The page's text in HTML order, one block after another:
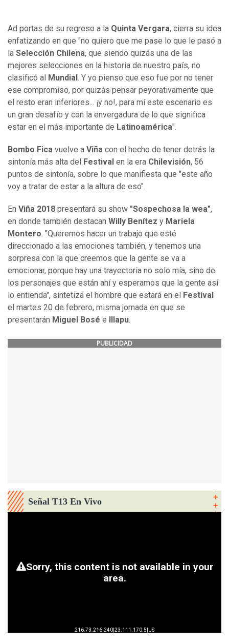
Ad portas de su regreso a la Quinta Vergara, cierra su idea
enfatizando en que "no quiero que me pase lo que le pasó a
la Selección Chilena, que siendo quizás una de las
mejores selecciones en la historia de nuestro país, no
clasificó al Mundial . Y yo pienso que eso fue por no tener
ese compromiso, por quizás pensar peyorativamente que
el resto eran inferiores... ¡y no!, para mí este escenario es
un gran desafío y con la envergadura de lo que significa
estar en el más importante de Latinoamérica".
Bombo Fica vuelve a Viña con el hecho de tener detrás la
sintonía más alta del
Festival en la era Chilevisión, 56
puntos de sintonía, sobre lo que manifiesta que "este año
voy a tratar de estar a la altura de eso".
En Viña 2018 presentará su show "Sospechosa la wea",
en donde también destacan Willy Benítez y Mariela
Montero. "Queremos hacer un trabajo que esté
direccionado a las emociones también, y tenemos una
sorpresa con la que creemos que la gente se va a
emocionar, porque hay una trayectoria no solo mía, sino de
los personajes que están ahí y esperamos que la gente así
lo entienda", sintetiza el hombre que estará en el
Festival
el martes 20 de febrero, misma jornada en que se
presentarán Miguel Bosé e Illapu.
PUBLICIDAD
Señal T13 En Vivo